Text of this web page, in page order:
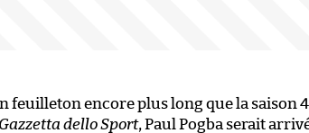
feuilleton encore plus long que la saison
dello Sport, Paul Pogba serait